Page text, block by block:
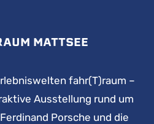
MATTSEE
fahr(T)raum –
Ausstellung rund um
Porsche und die